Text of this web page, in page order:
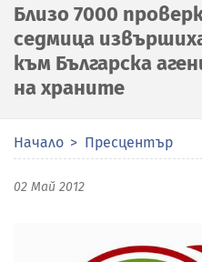
Близо 7000
седмица
към Българска
на храните
Начало Пресцентър
02 Май 2012